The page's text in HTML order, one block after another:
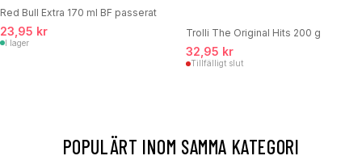
Red Bull Extra 170 ml BF passerat
23,95 kr
I lager
Trolli The Original Hits 200 g
32,95 kr
Tillfälligt slut
POPULÄRT INOM SAMMA KATEGORI